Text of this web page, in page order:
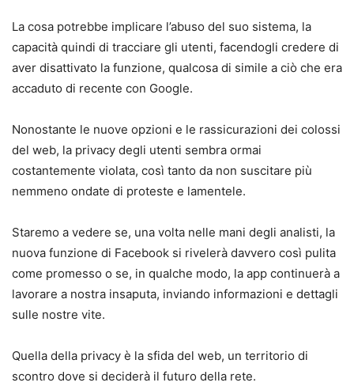
La cosa potrebbe implicare l’abuso del suo sistema, la
capacità quindi di tracciare gli utenti, facendogli credere di
aver disattivato la funzione, qualcosa di simile a ciò che era
accaduto di recente con Google.
Nonostante le nuove opzioni e le rassicurazioni dei colossi
del web, la privacy degli utenti sembra ormai
costantemente violata, così tanto da non suscitare più
nemmeno ondate di proteste e lamentele.
Staremo a vedere se, una volta nelle mani degli analisti, la
nuova funzione di Facebook si rivelerà davvero così pulita
come promesso o se, in qualche modo, la app continuerà a
lavorare a nostra insaputa, inviando informazioni e dettagli
sulle nostre vite.
Quella della privacy è la sfida del web, un territorio di
scontro dove si deciderà il futuro della rete.